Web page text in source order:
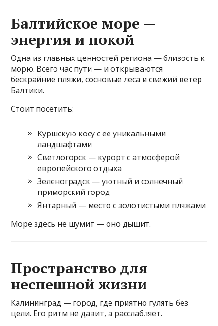
Балтийское море —
энергия и покой
Одна из главных ценностей региона — близость к
морю. Всего час пути — и открываются
бескрайние пляжи, сосновые леса и свежий ветер
Балтики.
Стоит посетить:
Куршскую косу с её уникальными
ландшафтами
Светлогорск — курорт с атмосферой
европейского отдыха
Зеленоградск — уютный и солнечный
приморский город
Янтарный — место с золотистыми пляжами
Море здесь не шумит — оно дышит.
Пространство для
неспешной жизни
Калининград — город, где приятно гулять без
цели. Его ритм не давит, а расслабляет.